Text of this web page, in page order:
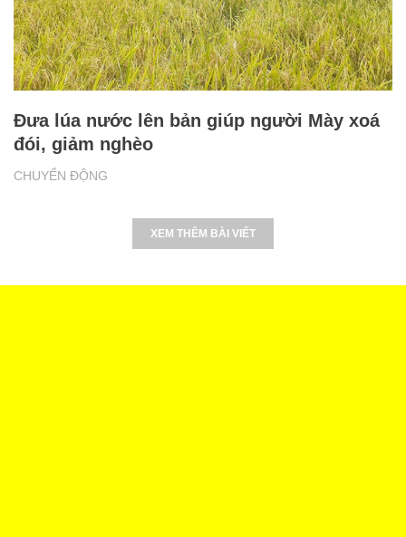
CHUYỂN ĐỘNG
Đưa lúa nước lên bản giúp người Mày xoá
đói, giảm nghèo
XEM THÊM BÀI VIẾT